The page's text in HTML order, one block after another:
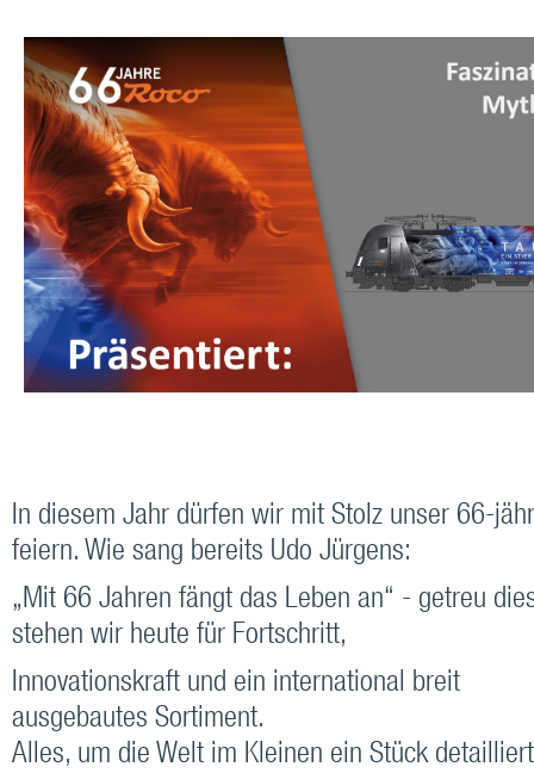
In diesem Jahr dürfen wir mit Stolz unser 66-
feiern. Wie sang bereits Udo Jürgens:
„Mit 66 Jahren fängt das Leben an“ - getreu
stehen wir heute für Fortschritt,
Innovationskraft und ein international breit
ausgebautes Sortiment.
Alles, um die Welt im Kleinen ein Stück